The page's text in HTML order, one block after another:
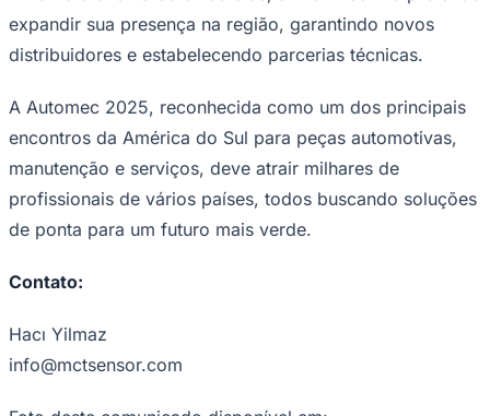
Durante o evento de cinco dias, a MCT Technic pretende
expandir sua presença na região, garantindo novos
A Automec 2025, reconhecida como um dos principais
encontros da América do Sul para peças automotivas,
manutenção e serviços, deve atrair milhares de
profissionais de vários países, todos buscando soluções
Hacı Yilmaz